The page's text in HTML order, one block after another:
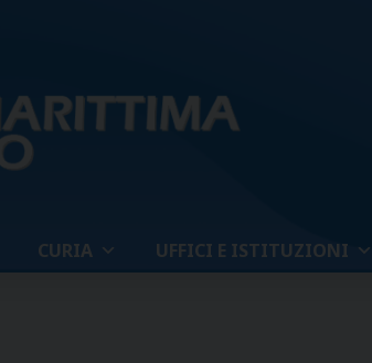
CURIA UFFICI E ISTITUZIONI